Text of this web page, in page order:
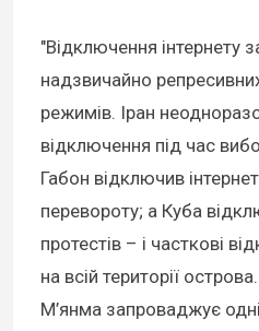
"Відключення інтернету
надзвичайно
режимів. Іран
відключення під час
Габон відключив
перевороту; а Куба
протестів – і часткові
на всій території
М’янма запроваджує